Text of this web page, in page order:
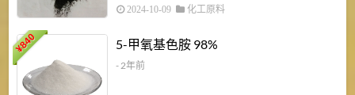
2024-10-09 化工原料
¥
840 5-甲氧基色胺 98%
- 2年前